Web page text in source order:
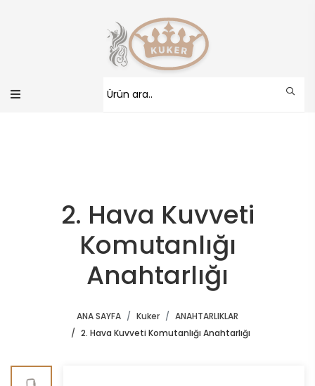
2. Hava Kuvveti
Komutanlığı
Anahtarlığı
ANA SAYFA Kuker
ANAHTARLIKLAR
2. Hava Kuvveti Komutanlığı Anahtarlığı